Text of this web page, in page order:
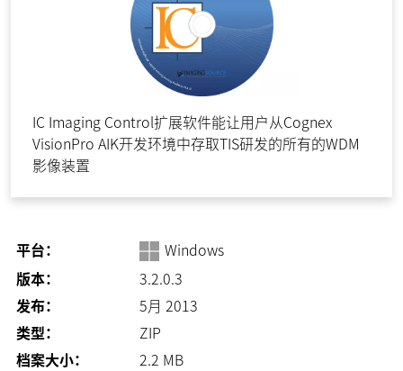
IC Imaging Control扩展软件能让用户从Cognex
VisionPro AIK开发环境中存取TIS研发的所有的WDM
影像装置
平台：
Windows
版本：
3.2.0.3
发布：
5月 2013
类型：
ZIP
档案大小：
2.2 MB